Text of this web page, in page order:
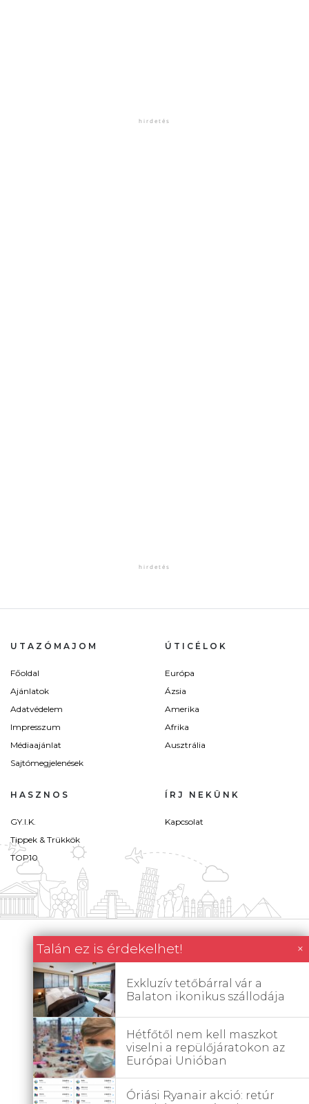
Talán ez is érdekelhet! ×
Exkluzív tetőbárral vár a
Balaton ikonikus szállodája
Hétfőtől nem kell maszkot
viselni a repülőjáratokon az
Európai Unióban
Óriási Ryanair akció: retúr
UTAZÓMAJOM
Főoldal
Ajánlatok
Adatvédelem
Impresszum
Médiaajánlat
Sajtómegjelenések
ÚTICÉLOK
Európa
Ázsia
Amerika
Afrika
Ausztrália
HASZNOS
GY.I.K.
Tippek & Trükkök
TOP10
ÍRJ NEKÜNK
Kapcsolat
Minden tartalom jogvédett © 2026 Utazómajom.